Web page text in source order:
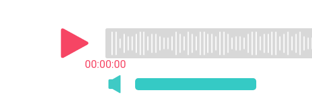
00:00:00